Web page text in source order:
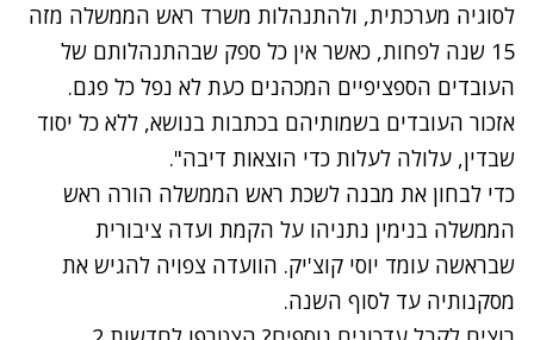
לסוגיה מערכתית, ולהתנהלות משרד ראש הממשלה מזה
15 שנה לפחות, כאשר אין כל ספק שבהתנהלותם של
העובדים הספציפיים המכהנים כעת לא נפל כל פגם.
אזכור העובדים בשמותיהם בכתבות בנושא, ללא כל יסוד
שבדין, עלולה לעלות כדי הוצאות דיבה".
כדי לבחון את מבנה לשכת ראש הממשלה הורה ראש
הממשלה בנימין נתניהו על הקמת ועדה ציבורית
שבראשה עומד יוסי קוצ'יק. הוועדה צפויה להגיש את
מסקנותיה עד לסוף השנה.